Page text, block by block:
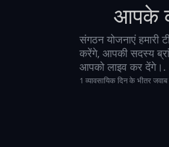
आपके
संगठन योजनाएं हमारी
करेंगे, आपकी सदस्य
आपको लाइव कर देंगे।.
1 व्यावसायिक दिन के भीतर